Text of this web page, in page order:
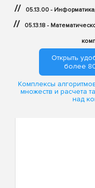
// 05.13.00 -
// 05.13.18 -
Открыть
более
Комплексы
множеств и расчета
над